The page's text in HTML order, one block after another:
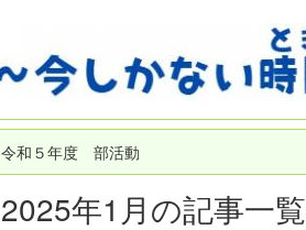
令和５年度 部活動
2025年1月の記事一覧